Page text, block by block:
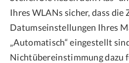
Ihres WLANs sicher, dass die
Datumseinstellungen Ihres
„Automatisch“ eingestellt
Nichtübereinstimmung dazu